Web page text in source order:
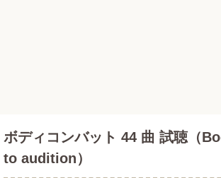
ボディコンバット 44 曲 試聴（
to audition）